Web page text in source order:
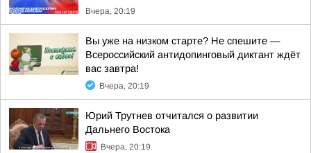
Вчера, 20:19
Вы уже на низком старте? Не спешите —
Всероссийский антидопинговый диктант ждёт
вас завтра!
Вчера, 20:19
Юрий Трутнев отчитался о развитии
Дальнего Востока
Вчера, 20:19